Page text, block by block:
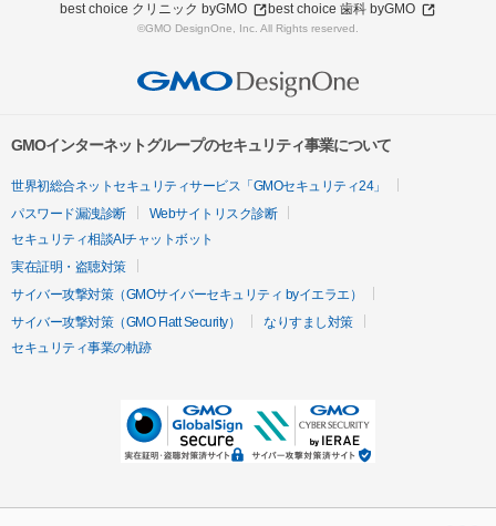
best choice クリニック byGMO
best choice 歯科 byGMO
©GMO DesignOne, Inc. All Rights reserved.
GMOインターネットグループのセキュリティ事業について
世界初総合ネットセキュリティサービス「GMOセキュリティ24」
パスワード漏洩診断
Webサイトリスク診断
セキュリティ相談AIチャットボット
実在証明・盗聴対策
サイバー攻撃対策（GMOサイバーセキュリティ byイエラエ）
サイバー攻撃対策（GMO Flatt Security）
なりすまし対策
セキュリティ事業の軌跡